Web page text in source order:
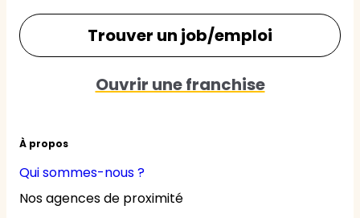
À propos
Qui sommes-nous ?
Nos agences de proximité
Trouver un job/emploi
Ouvrir une franchise